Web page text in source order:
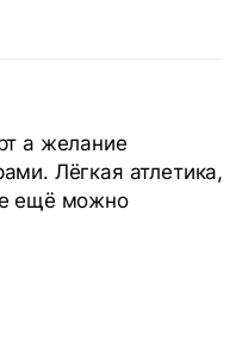
а желание
Лёгкая атлетика,
ещё можно